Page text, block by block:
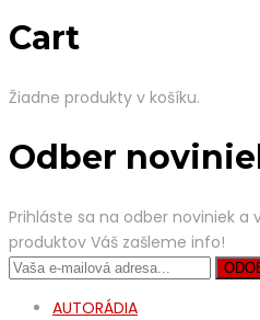
Cart
Žiadne produkty v košíku.
Odber
Prihláste sa na odber noviniek
produktov Váš zašleme info!
AUTORÁDIA